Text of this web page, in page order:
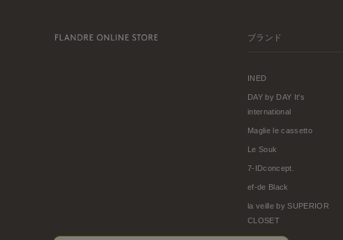
ブランド
INED
DAY by DAY It's
international
Maglie le cassetto
Le Souk
7-IDconcept.
ef-de Black
la veille by SUPERIOR
CLOSET